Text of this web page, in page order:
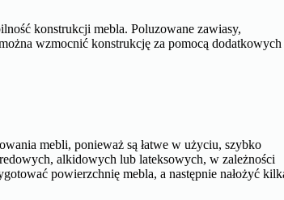
konstrukcji mebla. Poluzowane zawiasy,
wzmocnić konstrukcję za pomocą dodatkowych
mebli, ponieważ są łatwe w użyciu, szybko
alkidowych lub lateksowych, w zależności
powierzchnię mebla, a następnie nałożyć